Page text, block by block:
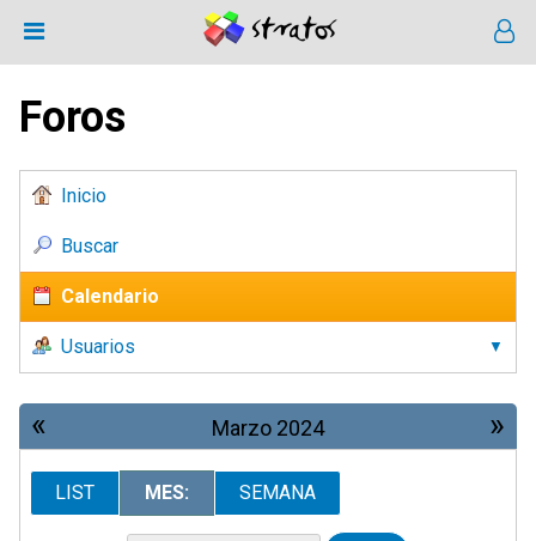
Foros
Inicio
Buscar
Calendario
Usuarios
« »
Marzo 2024
LIST MES: SEMANA